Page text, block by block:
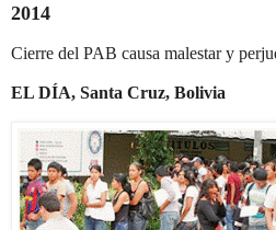
2014
Cierre del PAB causa malestar y
EL DÍA, Santa Cruz, Bolivia